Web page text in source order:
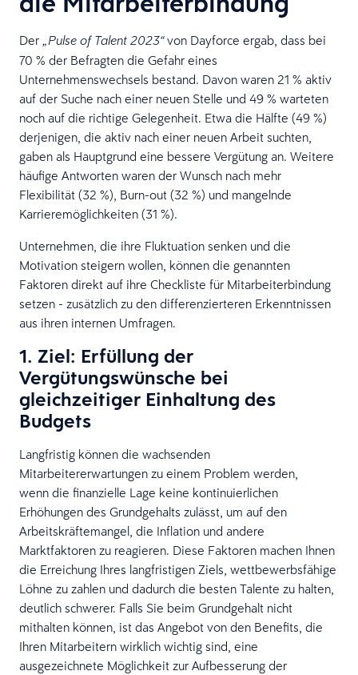
Der „Pulse of Talent 2023“von Dayforce ergab, dass bei
70 % der Befragten die Gefahr eines
Unternehmenswechsels bestand. Davon waren 21 % aktiv
auf der Suche nach einer neuen Stelle und 49 % warteten
noch auf die richtige Gelegenheit. Etwa die Hälfte (49 %)
derjenigen, die aktiv nach einer neuen Arbeit suchten,
gaben als Hauptgrund eine bessere Vergütung an. Weitere
häufige Antworten waren der Wunsch nach mehr
Flexibilität (32 %), Burn-out (32 %) und mangelnde
Karrieremöglichkeiten (31 %).
Unternehmen, die ihre Fluktuation senken und die
Motivation steigern wollen, können die genannten
Faktoren direkt auf ihre Checkliste für Mitarbeiterbindung
setzen - zusätzlich zu den differenzierteren Erkenntnissen
aus ihren internen Umfragen.
1. Ziel: Erfüllung der
Vergütungswünsche bei
gleichzeitiger Einhaltung des
Budgets
Langfristig können die wachsenden
Mitarbeitererwartungen zu einem Problem werden,
wenn die finanzielle Lage keine kontinuierlichen
Erhöhungen des Grundgehalts zulässt, um auf den
Arbeitskräftemangel, die Inflation und andere
Marktfaktoren zu reagieren. Diese Faktoren machen Ihnen
die Erreichung Ihres langfristigen Ziels, wettbewerbsfähige
Löhne zu zahlen und dadurch die besten Talente zu halten,
deutlich schwerer. Falls Sie beim Grundgehalt nicht
mithalten können, ist das Angebot von den Benefits, die
Ihren Mitarbeitern wirklich wichtig sind, eine
ausgezeichnete Möglichkeit zur Aufbesserung der